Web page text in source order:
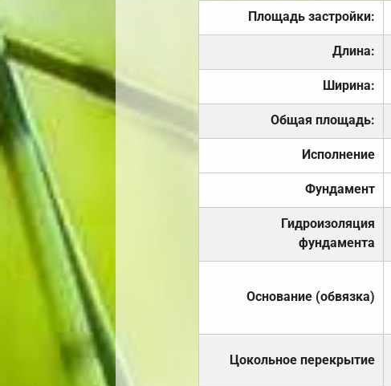
Площадь застройки:
Длина:
Ширина:
Общая площадь:
Исполнение
Фундамент
Гидроизоляция
фундамента
Основание (обвязка)
Цокольное перекрытие